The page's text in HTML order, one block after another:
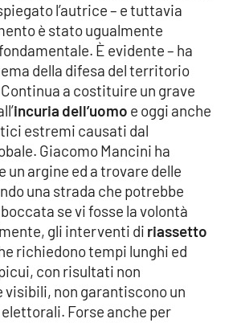
insieme
Grippo
l’autrice – e tuttavia
è stato ugualmente
È evidente – ha
della difesa del territorio
a costituire un grave
incuria dell’uomo e oggi anche
estremi causati dal
Giacomo Mancini ha
un argine ed a trovare delle
una strada che potrebbe
se vi fosse la volontà
gli interventi di riassetto
richiedono tempi lunghi ed
con risultati non
non garantiscono un
Forse anche per